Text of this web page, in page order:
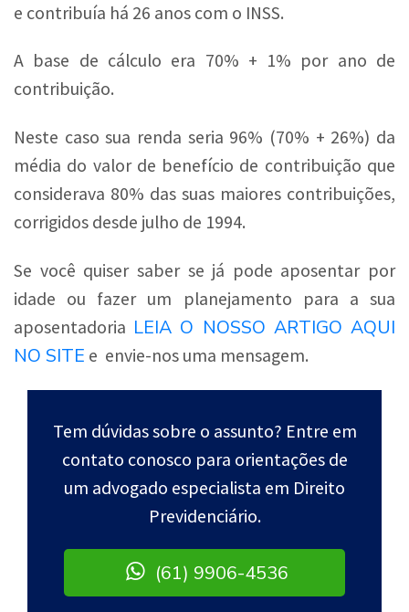
e contribuía há 26 anos com o INSS.
A base de cálculo era 70% + 1% por ano de
contribuição.
Neste caso sua renda seria 96% (70% + 26%) da
média do valor de benefício de contribuição que
considerava 80% das suas maiores contribuições,
corrigidos desde julho de 1994.
Se você quiser saber se já pode aposentar por
idade ou fazer um planejamento para a sua
aposentadoria LEIA O NOSSO ARTIGO AQUI
NO SITE e envie-nos uma mensagem.
Tem dúvidas sobre o assunto? Entre em
contato conosco para orientações de
um advogado especialista em Direito
Previdenciário.
(61) 9906-4536